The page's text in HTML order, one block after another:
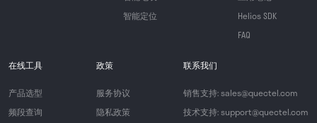
智能定位
Helios SDK
FAQ
在线工具
产品选型
频段查询
政策
服务协议
隐私政策
联系我们
销售支持: sales@quectel.com
技术支持: support@quectel.com